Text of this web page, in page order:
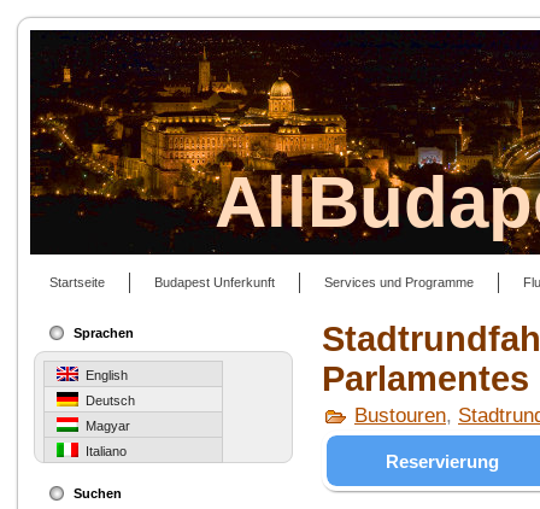
Startseite Budapest Unferkunft Services und Programme
Sprachen
English
Deutsch
Magyar
Italiano
Suchen
Parlamentes
Bustouren,
Reservierung